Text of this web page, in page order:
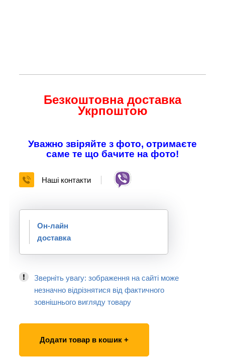
Безкоштовна доставка
Укрпоштою
Уважно звіряйте з фото, отримаєте
саме те що бачите на фото!
Наші контакти
Он-лайн
доставка
Зверніть увагу: зображення на сайті може
незначно відрізнятися від фактичного
зовнішнього вигляду товару
Додати товар в кошик +